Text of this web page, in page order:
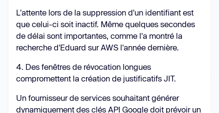
L'attente lors de la suppression d'un identifiant est
que celui-ci soit inactif. Même quelques secondes
de délai sont importantes, comme l'a montré la
recherche d'Eduard sur AWS l'année dernière.
4. Des fenêtres de révocation longues
compromettent la création de justificatifs JIT.
Un fournisseur de services souhaitant générer
dynamiquement des clés API Google doit prévoir un